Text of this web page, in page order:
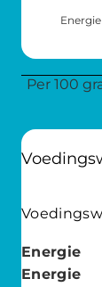
Ener­gie
Per 100
Energie
Energie